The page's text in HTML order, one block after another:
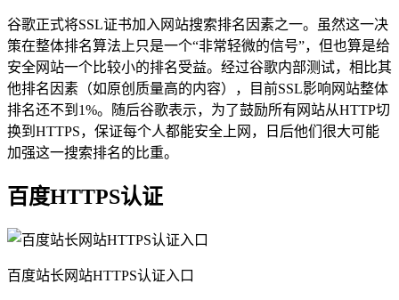
谷歌正式将SSL证书加入网站搜索排名因素之一。虽然这一决
策在整体排名算法上只是一个“非常轻微的信号”，但也算是给
安全网站一个比较小的排名受益。经过谷歌内部测试，相比其
他排名因素（如原创质量高的内容），目前SSL影响网站整体
排名还不到1%。随后谷歌表示，为了鼓励所有网站从HTTP切
换到HTTPS，保证每个人都能安全上网，日后他们很大可能
加强这一搜索排名的比重。
百度HTTPS认证
百度站长网站HTTPS认证入口